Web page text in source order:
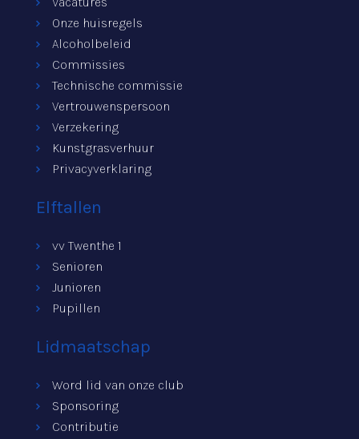
Onze huisregels
Alcoholbeleid
Commissies
Technische commissie
Vertrouwenspersoon
Verzekering
Kunstgrasverhuur
Privacyverklaring
Elftallen
vv Twenthe 1
Senioren
Junioren
Pupillen
Lidmaatschap
Word lid van onze club
Sponsoring
Contributie